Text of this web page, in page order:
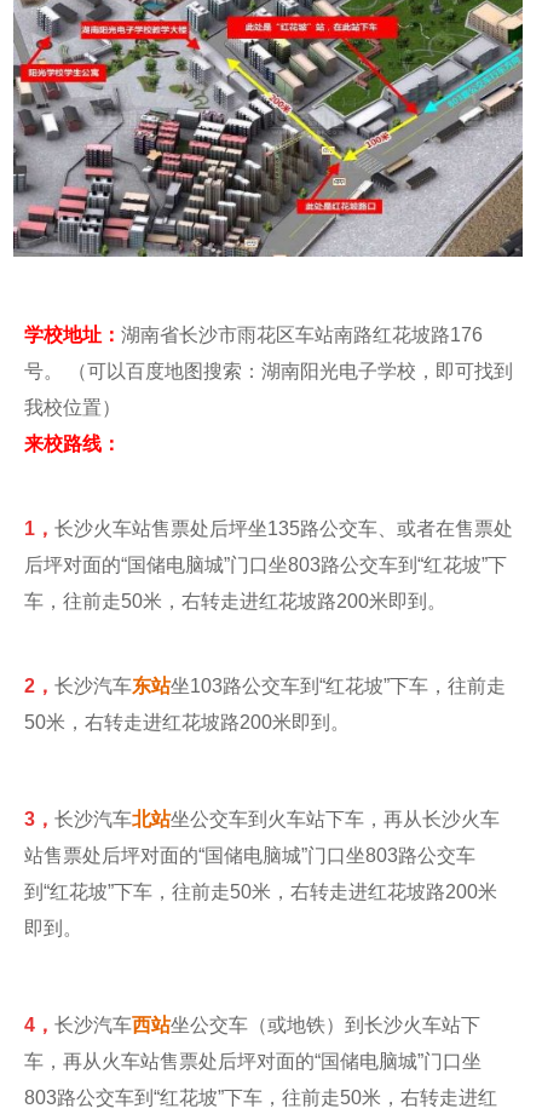
学校地址： 湖南省长沙市雨花区车站南路红花坡路176
号。 （可以百度地图搜索：湖南阳光电子学校，即可找到
我校位置）
来校路线：
1， 长沙火车站售票处后坪坐135路公交车、或者在售票处
后坪对面的“国储电脑城”门口坐803路公交车到“红花坡”下
车，往前走50米，右转走进红花坡路200米即到。
2， 长沙汽车东站坐103路公交车到“红花坡”下车，往前走
50米，右转走进红花坡路200米即到。
3， 长沙汽车北站坐公交车到火车站下车，再从长沙火车
站售票处后坪对面的“国储电脑城”门口坐803路公交车
到“红花坡”下车，往前走50米，右转走进红花坡路200米
即到。
4， 长沙汽车西站坐公交车（或地铁）到长沙火车站下
车，再从火车站售票处后坪对面的“国储电脑城”门口坐
803路公交车到“红花坡”下车，往前走50米，右转走进红